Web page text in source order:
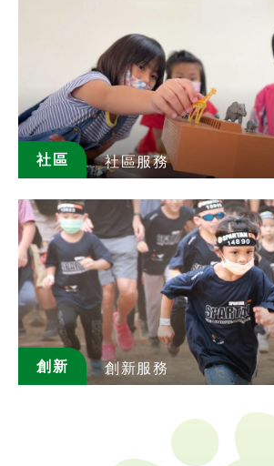
社區 社區服務
創新 創新服務